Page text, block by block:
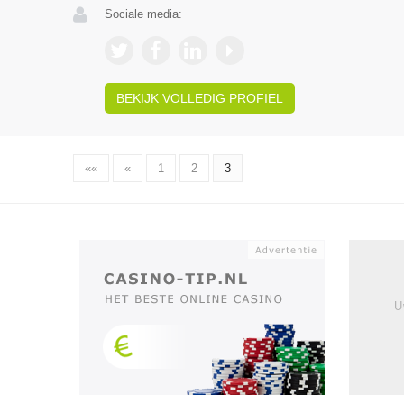
Sociale media:
BEKIJK VOLLEDIG PROFIEL
«« « 1 2 3